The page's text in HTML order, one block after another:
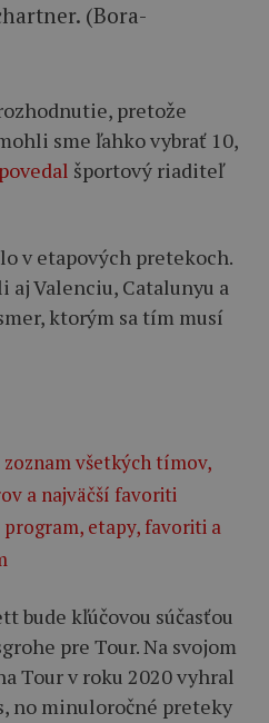
(Bora-
pretože
sme ľahko vybrať 10,
povedal športový riaditeľ
v etapových pretekoch.
aj Valenciu, Catalunyu a
ktorým sa tím musí
zoznam všetkých tímov,
a najväčší favoriti
program, etapy, favoriti a
bude kľúčovou súčasťou
pre Tour. Na svojom
Tour v roku 2020 vyhral
no minuloročné preteky